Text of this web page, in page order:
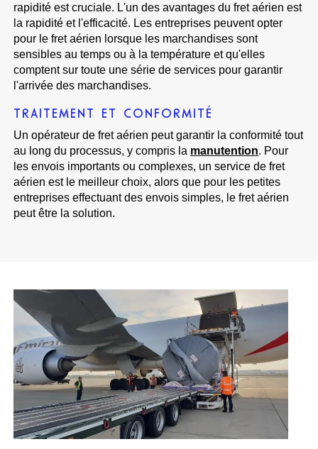
rapidité est cruciale. L'un des avantages du fret aérien est
la rapidité et l'efficacité. Les entreprises peuvent opter
pour le fret aérien lorsque les marchandises sont
sensibles au temps ou à la température et qu'elles
comptent sur toute une série de services pour garantir
l'arrivée des marchandises.
TRAITEMENT ET CONFORMITÉ
Un opérateur de fret aérien peut garantir la conformité tout
au long du processus, y compris la manutention. Pour
les envois importants ou complexes, un service de fret
aérien est le meilleur choix, alors que pour les petites
entreprises effectuant des envois simples, le fret aérien
peut être la solution.